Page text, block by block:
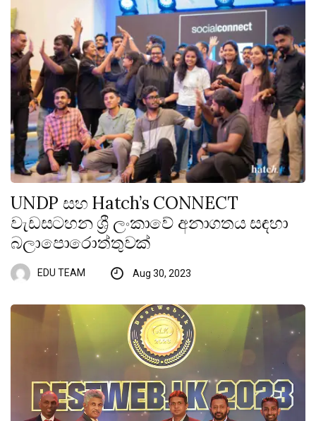
UNDP සහ Hatch’s CONNECT
වැඩසටහන ශ්‍රී ලංකාවේ අනාගතය සඳහා
බලාපොරොත්තුවක්
EDU TEAM Aug 30, 2023